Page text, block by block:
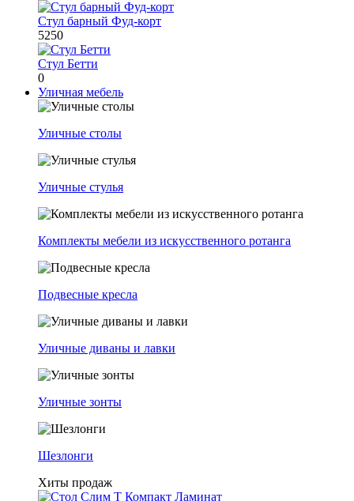
Стул барный Фуд-корт
5250
Стул Бетти
0
Уличная мебель
Уличные столы
Уличные стулья
Комплекты мебели из искусственного ротанга
Подвесные кресла
Уличные диваны и лавки
Уличные зонты
Шезлонги
Хиты продаж